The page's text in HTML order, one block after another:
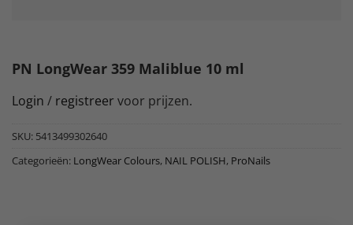
PN LongWear 359 Maliblue 10 ml
Login / registreer voor prijzen.
SKU: 5413499302640
Categorieën: LongWear Colours, NAIL POLISH, ProNails